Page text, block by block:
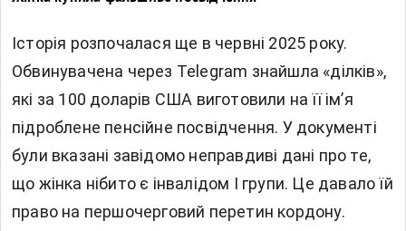
Історія розпочалася ще в червні 2025 року.
Обвинувачена через Telegram знайшла «ділків»,
які за 100 доларів США виготовили на її ім’я
підроблене пенсійне посвідчення. У документі
були вказані завідомо неправдиві дані про те,
що жінка нібито є інвалідом І групи. Це давало їй
право на першочерговий перетин кордону.